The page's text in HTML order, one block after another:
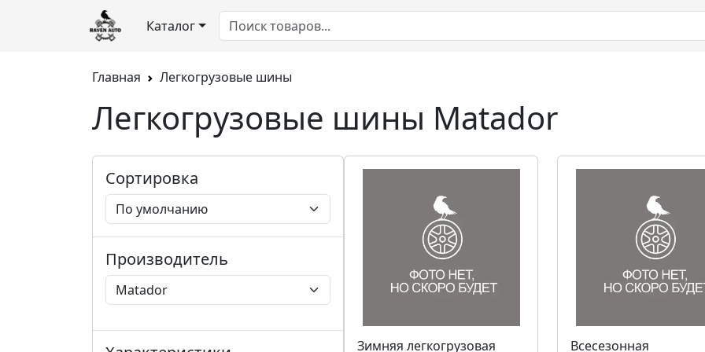
Каталог
Главная Легкогрузовые шины
Легкогрузовые шины Matador
Сортировка
Производитель
Зимняя легкогрузовая Всесезонная